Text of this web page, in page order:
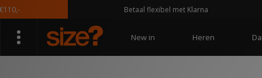
Betaal flexibel met Klarna
New in Heren